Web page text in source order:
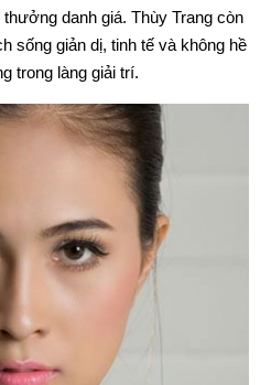
danh giá. Thùy Trang còn
sống giản dị, tinh tế và không hề
trong làng giải trí.